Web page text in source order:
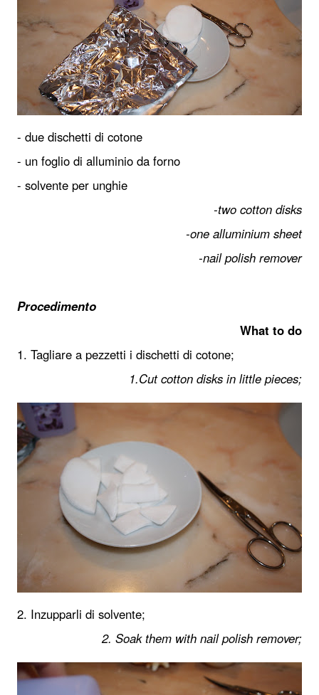
- due dischetti di cotone
- un foglio di alluminio da forno
- solvente per unghie
-two cotton disks
-one alluminium sheet
-nail polish remover
Procedimento
What to do
1. Tagliare a pezzetti i dischetti di cotone;
1.Cut cotton disks in little pieces;
2. Inzupparli di solvente;
2. Soak them with nail polish remover;